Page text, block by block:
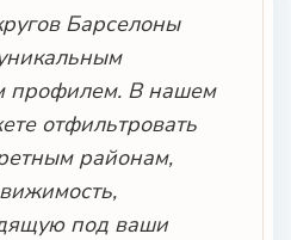
Барселоны
профилем. В нашем
отфильтровать
районам,
под ваши